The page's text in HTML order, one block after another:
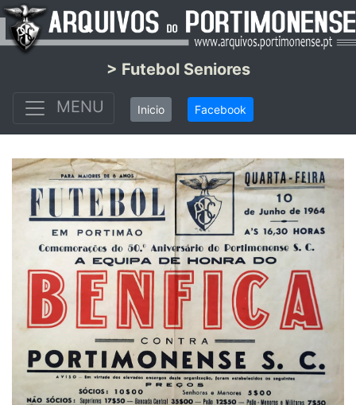
> Futebol Seniores
MENU
Inicio Facebook